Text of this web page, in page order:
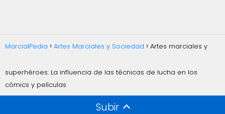
MarcialPedia Artes Marciales y Sociedad Artes marciales y
superhéroes: La influencia de las técnicas de lucha en los
cómics y películas
Subir